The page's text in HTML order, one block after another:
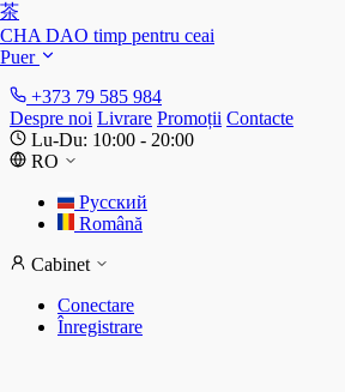
+373 79 585 984
Despre noi Livrare Promoții Contacte
Lu-Du: 10:00 - 20:00
RO
Русский
Română
Cabinet
Conectare
Înregistrare
茶
CHA DAO timp pentru ceai
Puer